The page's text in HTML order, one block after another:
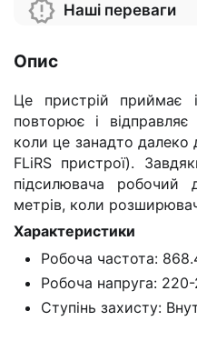
Наші переваги
Опис
Це пристрій приймає
повторює і
коли це занадто далеко
FLiRS пристрої).
підсилювача робочий
метрів, коли
Характеристики
Робоча частота:
Робоча напруга:
Ступінь захисту: